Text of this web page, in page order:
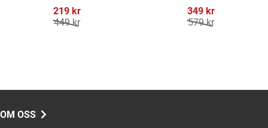
219 kr
449 kr
349 kr
579 kr
OM OSS